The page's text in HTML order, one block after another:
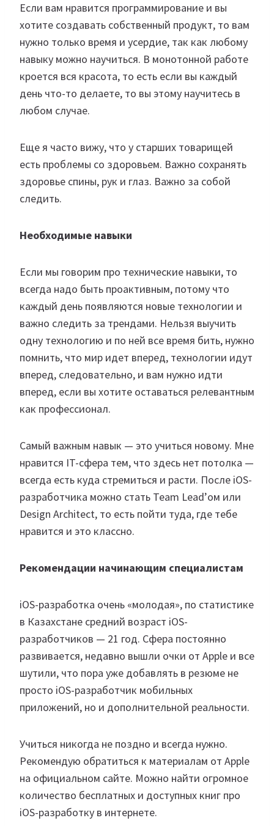
Если вам нравится программирование и вы
хотите создавать собственный продукт, то вам
нужно только время и усердие, так как любому
навыку можно научиться. В монотонной работе
кроется вся красота, то есть если вы каждый
день что-то делаете, то вы этому научитесь в
любом случае.
Еще я часто вижу, что у старших товарищей
есть проблемы со здоровьем. Важно сохранять
здоровье спины, рук и глаз. Важно за собой
следить.
Необходимые навыки
Если мы говорим про технические навыки, то
всегда надо быть проактивным, потому что
каждый день появляются новые технологии и
важно следить за трендами. Нельзя выучить
одну технологию и по ней все время бить, нужно
помнить, что мир идет вперед, технологии идут
вперед, следовательно, и вам нужно идти
вперед, если вы хотите оставаться релевантным
как профессионал.
Самый важным навык — это учиться новому. Мне
нравится IT-сфера тем, что здесь нет потолка —
всегда есть куда стремиться и расти. После iOS-
разработчика можно стать Team Lead’ом или
Design Architect, то есть пойти туда, где тебе
нравится и это классно.
Рекомендации начинающим специалистам
iOS-разработка очень «молодая», по статистике
в Казахстане средний возраст iOS-
разработчиков — 21 год. Сфера постоянно
развивается, недавно вышли очки от Apple и все
шутили, что пора уже добавлять в резюме не
просто iOS-разработчик мобильных
приложений, но и дополнительной реальности.
Учиться никогда не поздно и всегда нужно.
Рекомендую обратиться к материалам от Apple
на официальном сайте. Можно найти огромное
количество бесплатных и доступных книг про
iOS-разработку в интернете.